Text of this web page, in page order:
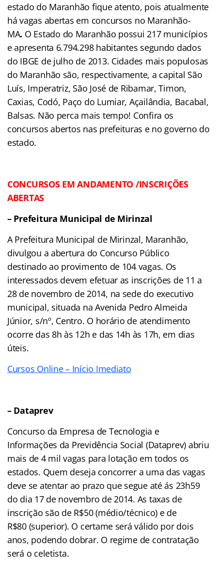
estado do Maranhão fique atento, pois atualmente
há vagas abertas em concursos no Maranhão-
MA. O Estado do Maranhão possui 217 municípios
e apresenta 6.794.298 habitantes segundo dados
do IBGE de julho de 2013. Cidades mais populosas
do Maranhão são, respectivamente, a capital São
Luís, Imperatriz, São José de Ribamar, Timon,
Caxias, Codó, Paço do Lumiar, Açailândia, Bacabal,
Balsas. Não perca mais tempo! Confira os
concursos abertos nas prefeituras e no governo do
estado.
CONCURSOS EM ANDAMENTO /INSCRIÇÕES
ABERTAS
– Prefeitura Municipal de Mirinzal
A Prefeitura Municipal de Mirinzal, Maranhão,
divulgou a abertura do Concurso Público
destinado ao provimento de 104 vagas. Os
interessados devem efetuar as inscrições de 11 a
28 de novembro de 2014, na sede do executivo
municipal, situada na Avenida Pedro Almeida
Júnior, s/nº, Centro. O horário de atendimento
ocorre das 8h às 12h e das 14h às 17h, em dias
úteis.
Cursos Online – Início Imediato
– Dataprev
Concurso da Empresa de Tecnologia e
Informações da Previdência Social (Dataprev) abriu
mais de 4 mil vagas para lotação em todos os
estados. Quem deseja concorrer a uma das vagas
deve se atentar ao prazo que segue até ás 23h59
do dia 17 de novembro de 2014. As taxas de
inscrição são de R$50 (médio/técnico) e de
R$80 (superior). O certame será válido por dois
anos, podendo dobrar. O regime de contratação
será o celetista.